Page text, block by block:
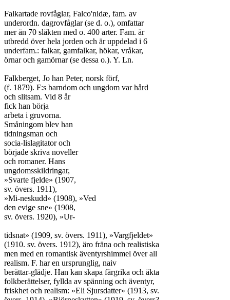
Falkartade rovfåglar, Falco'nidæ, fam. av
underordn. dagrovfåglar (se d. o.), omfattar
mer än 70 släkten med o. 400 arter. Fam. är
utbredd över hela jorden och är uppdelad i 6
underfam.: falkar, gamfalkar, hökar, vråkar,
örnar och gamörnar (se dessa o.). Y. Ln.
Falkberget, Jo han Peter, norsk förf,
(f. 1879). F:s barndom och ungdom var hård
och slitsam. Vid 8 år
fick han börja
arbeta i gruvorna.
Småningom blev han
tidningsman och
socia-lislagitator och
började skriva noveller
och romaner. Hans
ungdomsskildringar,
»Svarte fjelde» (1907,
sv. övers. 1911),
»Mi-neskudd» (1908), »Ved
den evige sne» (1908,
sv. övers. 1920), »Ur-
tidsnat» (1909, sv. övers. 1911), »Vargfjeldet»
(1910. sv. övers. 1912), äro fräna och realistiska
men med en romantisk äventyrshimmel över all
realism. F. har en ursprunglig, naiv
berättar-glädje. Han kan skapa färgrika och äkta
folkberättelser, fyllda av spänning och äventyr,
friskhet och realism: »Eli Sjursdatter» (1913, sv.